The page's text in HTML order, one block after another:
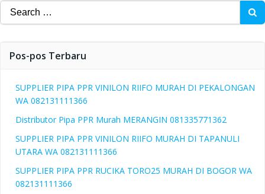
Search
for:
Pos-pos Terbaru
SUPPLIER PIPA PPR VINILON RIIFO MURAH DI PEKALONGAN
WA 082131111366
Distributor Pipa PPR Murah MERANGIN 081335771362
SUPPLIER PIPA PPR VINILON RIIFO MURAH DI TAPANULI
UTARA WA 082131111366
SUPPLIER PIPA PPR RUCIKA TORO25 MURAH DI BOGOR WA
082131111366